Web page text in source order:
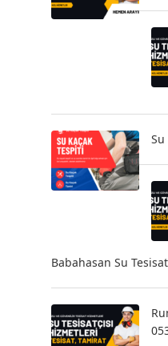
Su
Babahasan Su